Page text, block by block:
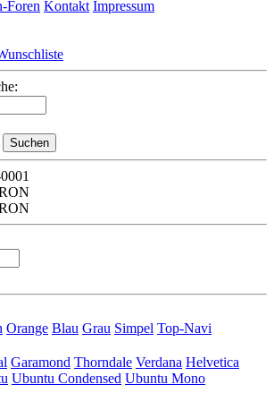
Foren Kontakt Impressum
Orange Blau Grau Simpel Top-Navi
Garamond Thorndale Verdana Helvetica
Ubuntu Condensed Ubuntu Mono